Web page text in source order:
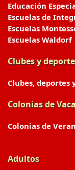
Educación
Escuelas de
Escuelas
Escuelas Waldorf
Clubes y
Clubes, deportes
Colonias de
Colonias de
Adultos